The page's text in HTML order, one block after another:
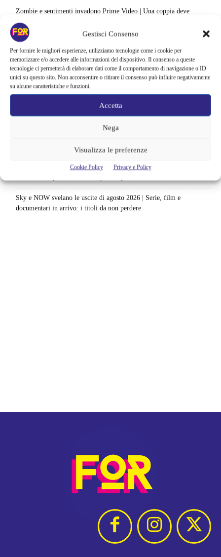
Gestisci Consenso
Per fornire le migliori esperienze, utilizziamo tecnologie come i cookie per
memorizzare e/o accedere alle informazioni del dispositivo. Il consenso a queste
tecnologie ci permetterà di elaborare dati come il comportamento di navigazione o ID
unici su questo sito. Non acconsentire o ritirare il consenso può influire negativamente
su alcune caratteristiche e funzioni.
Accetta
Nega
Visualizza le preferenze
Cookie Policy Privacy e Policy
Zombie e sentimenti invadono Prime Video | Una coppia deve
attraversare Seoul durante l’apocalisse: il K-drama da recuperare
Sei stagioni di guerre e complotti nello spazio | Su Prime Video si
nasconde una grande epopea sci-fi: la saga salvata appena in tempo
Il creatore di Yellowstone firma un altro successo | La serie supera
Fallout e One Piece: il risultato è eccezionale
Ted Lasso cambia completamente squadra | La quarta stagione riparte
dal calcio femminile: perché è la scelta più coerente
immagini: cosa anticipano sulla nuova stagione
Ready Player Two torna a dare segnali di vita | Zak Penn conferma il
Sky e NOW svelano le uscite di agosto 2026 | Serie, film e
documentari in arrivo: i titoli da non perdere